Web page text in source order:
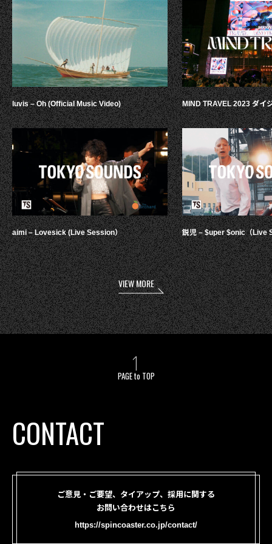
luvis – Oh (Official Music Video)
aimi – Lovesick (Live Session）
MIND TRAVEL 2023 ダイ
鋭児 – $uper $onic（Live
VIEW MORE
PAGE to TOP
CONTACT
ご意見・ご要望、タイアップ、採用に関する
お問い合わせはこちら
https://spincoaster.co.jp/contact/